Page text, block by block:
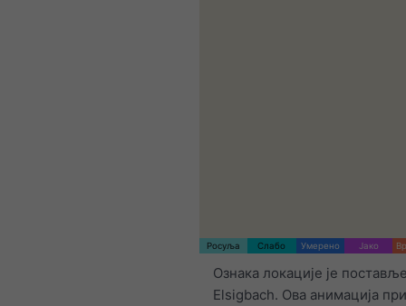
Росуља Слабо Умерено Јако
Ознака локације је
Elsigbach. Ова анимација